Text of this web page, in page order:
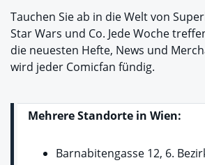
Tauchen Sie ab in die Welt von
Star Wars und Co. Jede Woche
die neuesten Hefte, News und
wird jeder Comicfan fündig.
Mehrere Standorte in Wien:
Barnabitengasse 12, 6.